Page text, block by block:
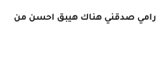
صدقني هناك هيبق احسن من